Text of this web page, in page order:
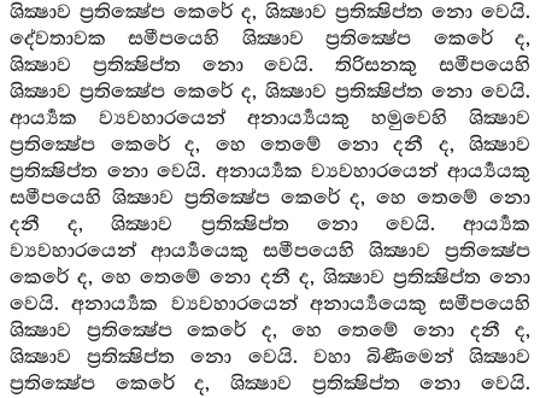
ශික්‍ෂාව ප්‍රතික්‍ෂේප කෙරේ ද, ශික්‍ෂාව ප්‍රතික්‍ෂිප්ත නො වෙයි.
දේවතාවක සමීපයෙහි ශික්‍ෂාව ප්‍රතික්‍ෂේප කෙරේ ද,
ශික්‍ෂාව ප්‍රතික්‍ෂිප්ත නො වෙයි. තිරිසනකු සමීපයෙහි
ශික්‍ෂාව ප්‍රතික්‍ෂේප කෙරේ ද, ශික්‍ෂාව ප්‍රතික්‍ෂිප්ත නො වෙයි.
ආර්‍ය්‍යක ව්‍යවහාරයෙන් අනාර්‍ය්‍යයකු හමුවෙහි ශික්‍ෂාව
ප්‍රතික්‍ෂේප කෙරේ ද, හෙ තෙමේ නො දනී ද, ශික්‍ෂාව
ප්‍රතික්‍ෂිප්ත නො වෙයි. අනාර්‍ය්‍යක ව්‍යවහාරයෙන් ආර්‍ය්‍යයකු
සමීපයෙහි ශික්‍ෂාව ප්‍රතික්‍ෂේප කෙරේ ද, හෙ තෙමේ නො
දනී ද, ශික්‍ෂාව ප්‍රතික්‍ෂිප්ත නො වෙයි. ආර්‍ය්‍යක
ව්‍යවහාරයෙන් ආර්‍ය්‍යයෙකු සමීපයෙහි ශික්‍ෂාව ප්‍රතික්‍ෂේප
කෙරේ ද, හෙ තෙමේ නො දනී ද, ශික්‍ෂාව ප්‍රතික්‍ෂිප්ත නො
වෙයි. අනාර්‍ය්‍යක ව්‍යවහාරයෙන් අනාර්‍ය්‍යයෙකු සමීපයෙහි
ශික්‍ෂාව ප්‍රතික්‍ෂේප කෙරේ ද, හෙ තෙමේ නො දනී ද,
ශික්‍ෂාව ප්‍රතික්‍ෂිප්ත නො වෙයි. වහා බිණීමෙන් ශික්‍ෂාව
ප්‍රතික්‍ෂේප කෙරේ ද, ශික්‍ෂාව ප්‍රතික්‍ෂිප්ත නො වෙයි.